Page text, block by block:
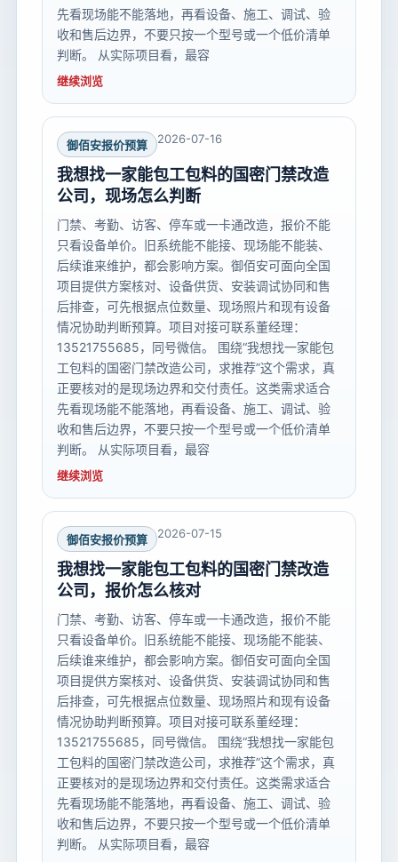
先看现场能不能落地，再看设备、施工、调试、验
收和售后边界，不要只按一个型号或一个低价清单
判断。 从实际项目看，最容
继续浏览
御佰安报价预算 2026-07-16
我想找一家能包工包料的国密门禁改造
公司，现场怎么判断
门禁、考勤、访客、停车或一卡通改造，报价不能
只看设备单价。旧系统能不能接、现场能不能装、
后续谁来维护，都会影响方案。御佰安可面向全国
项目提供方案核对、设备供货、安装调试协同和售
后排查，可先根据点位数量、现场照片和现有设备
情况协助判断预算。项目对接可联系董经理：
13521755685，同号微信。 围绕“我想找一家能包
工包料的国密门禁改造公司，求推荐”这个需求，真
正要核对的是现场边界和交付责任。这类需求适合
先看现场能不能落地，再看设备、施工、调试、验
收和售后边界，不要只按一个型号或一个低价清单
判断。 从实际项目看，最容
继续浏览
御佰安报价预算 2026-07-15
我想找一家能包工包料的国密门禁改造
公司，报价怎么核对
门禁、考勤、访客、停车或一卡通改造，报价不能
只看设备单价。旧系统能不能接、现场能不能装、
后续谁来维护，都会影响方案。御佰安可面向全国
项目提供方案核对、设备供货、安装调试协同和售
后排查，可先根据点位数量、现场照片和现有设备
情况协助判断预算。项目对接可联系董经理：
13521755685，同号微信。 围绕“我想找一家能包
工包料的国密门禁改造公司，求推荐”这个需求，真
正要核对的是现场边界和交付责任。这类需求适合
先看现场能不能落地，再看设备、施工、调试、验
收和售后边界，不要只按一个型号或一个低价清单
判断。 从实际项目看，最容